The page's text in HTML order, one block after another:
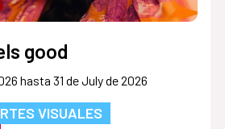
good
hasta 31 de July de 2026
VISUALES